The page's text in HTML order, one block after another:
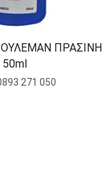
ΠΡΑΣΙΝΗ
50ml
271 050